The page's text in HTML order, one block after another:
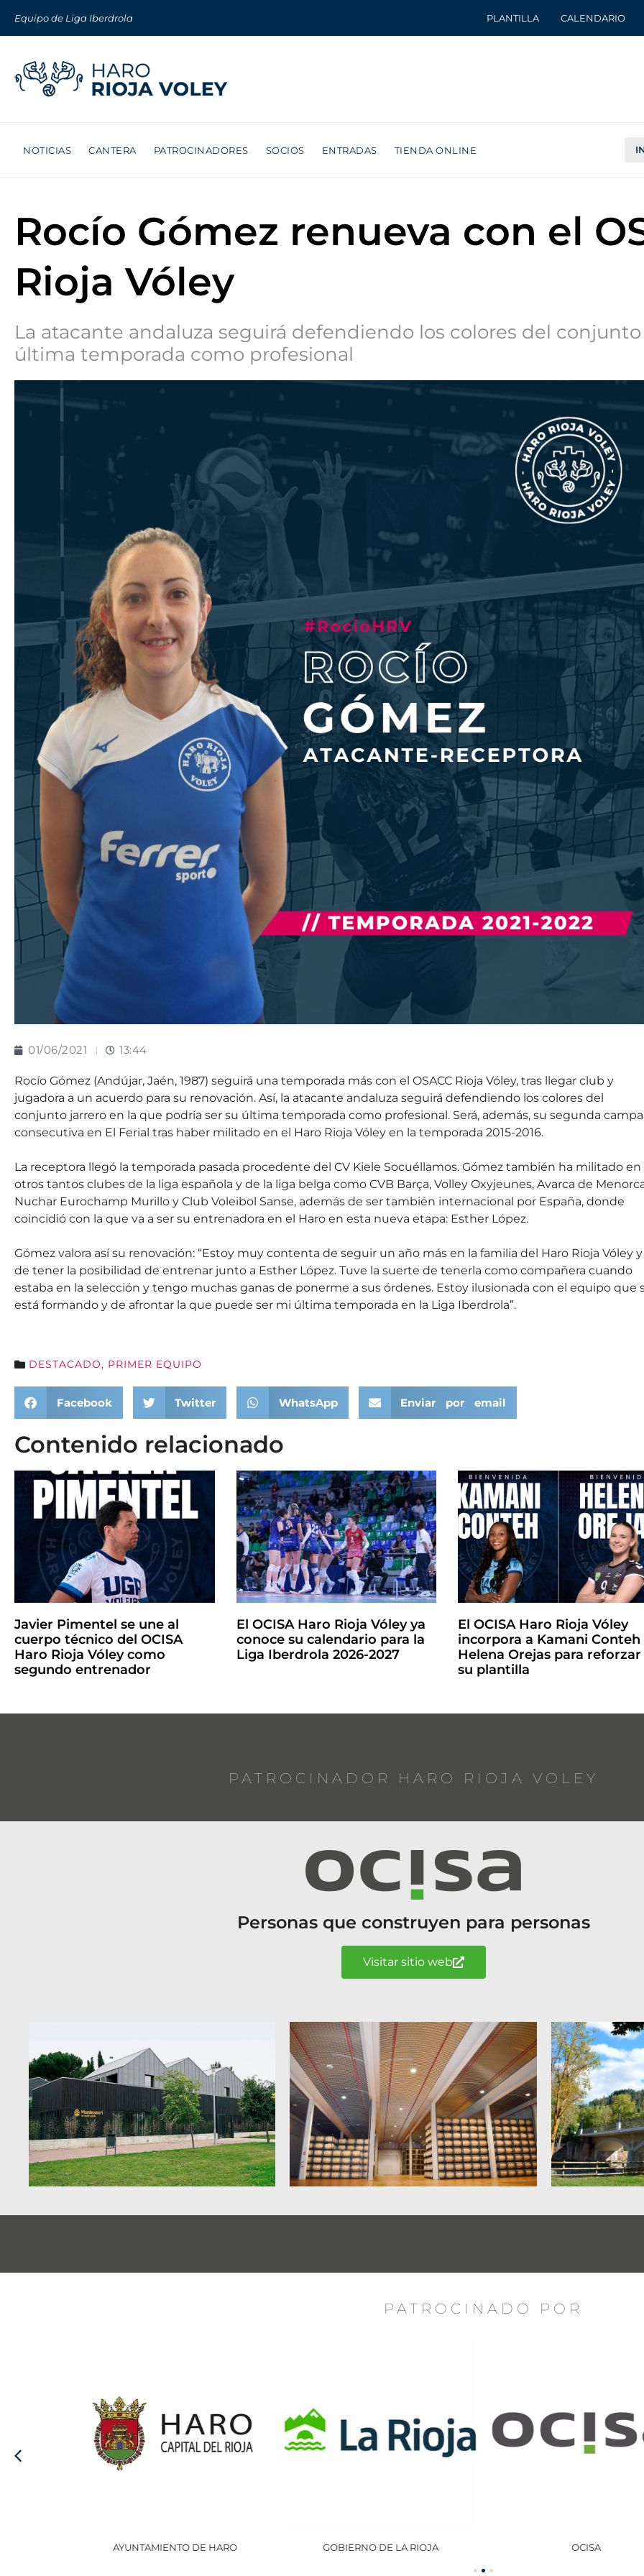
Equipo de Liga Iberdrola PLANTILLA CALENDARIO
NOTICIAS CANTERA PATROCINADORES SOCIOS ENTRADAS TIENDA ONLINE
Rocío Gómez renueva con el
Rioja Vóley
La atacante andaluza seguirá defendiendo los colores del
última temporada como profesional
01/06/2021 13:44
Rocío Gómez (Andújar, Jaén, 1987) seguirá una temporada más con el OSACC Rioja Vóley, tras llegar club y
jugadora a un acuerdo para su renovación. Así, la atacante andaluza seguirá defendiendo los colores del
conjunto jarrero en la que podría ser su última temporada como profesional. Será, además, su segunda
consecutiva en El Ferial tras haber militado en el Haro Rioja Vóley en la temporada 2015-2016.
La receptora llegó la temporada pasada procedente del CV Kiele Socuéllamos. Gómez también ha militado en
otros tantos clubes de la liga española y de la liga belga como CVB Barça, Volley Oxyjeunes, Avarca de
Nuchar Eurochamp Murillo y Club Voleibol Sanse, además de ser también internacional por España, donde
coincidió con la que va a ser su entrenadora en el Haro en esta nueva etapa: Esther López.
Gómez valora así su renovación: “Estoy muy contenta de seguir un año más en la familia del Haro Rioja Vóley y
de tener la posibilidad de entrenar junto a Esther López. Tuve la suerte de tenerla como compañera cuando
estaba en la selección y tengo muchas ganas de ponerme a sus órdenes. Estoy ilusionada con el equipo que
está formando y de afrontar la que puede ser mi última temporada en la Liga Iberdrola”.
DESTACADO, PRIMER EQUIPO
Facebook Twitter WhatsApp Enviar por email
Contenido relacionado
Javier Pimentel se une al
cuerpo técnico del OCISA
Haro Rioja Vóley como
segundo entrenador
El OCISA Haro Rioja Vóley ya
conoce su calendario para la
Liga Iberdrola 2026-2027
El OCISA Haro Rioja Vóley
incorpora a Kamani Conteh
Helena Orejas para reforzar
su plantilla
PATROCINADOR HARO RIOJA VOLEY
Personas que construyen para personas
Visitar sitio web
PATROCINADO POR
AYUNTAMIENTO DE HARO GOBIERNO DE LA RIOJA OCISA